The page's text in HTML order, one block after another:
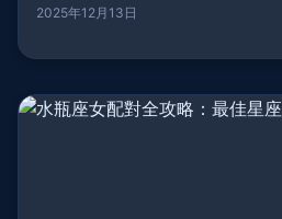
2025年12月13日